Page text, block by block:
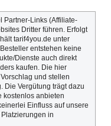
Partner-Links (Affiliate-
Dritter führen. Erfolgt
tarif4you.de unter
entstehen keine
Dienste auch direkt
kaufen. Die hier
und stellen
Die Vergütung trägt dazu
kostenlos anbieten
Einfluss auf unsere
in